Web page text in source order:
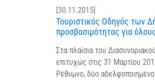
[30.11.2015]
Τουριστικός Οδηγός των
προσβασιμότητας για
Στα πλαίσια του
επιτυχώς στις 31 Μαρτίου
Ρέθυμνο, δύο